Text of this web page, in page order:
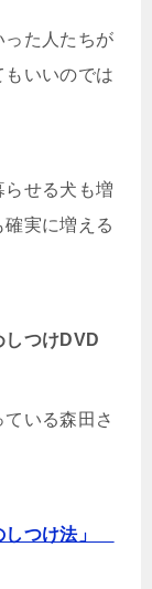
た人たちが
いいのでは
せる犬も増
実に増える
つけDVD
いる森田さ
しつけ法」